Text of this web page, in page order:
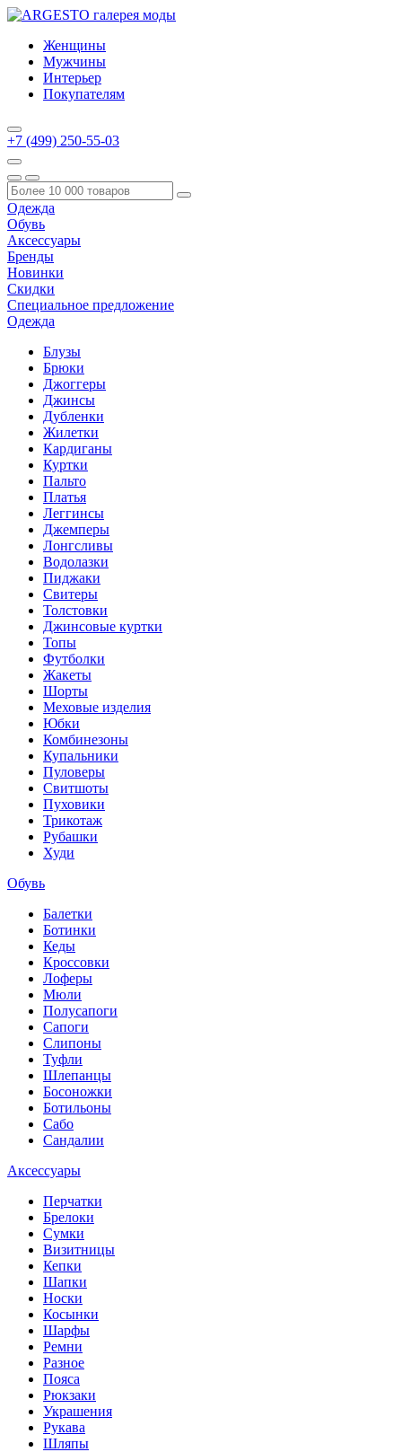
Женщины
Мужчины
Интерьер
Покупателям
+7 (499) 250-55-03
Одежда
Обувь
Аксессуары
Бренды
Новинки
Скидки
Специальное предложение
Одежда
Блузы
Брюки
Джоггеры
Джинсы
Дубленки
Жилетки
Кардиганы
Куртки
Пальто
Платья
Леггинсы
Джемперы
Лонгсливы
Водолазки
Пиджаки
Свитеры
Толстовки
Джинсовые куртки
Топы
Футболки
Жакеты
Шорты
Меховые изделия
Юбки
Комбинезоны
Купальники
Пуловеры
Свитшоты
Пуховики
Трикотаж
Рубашки
Худи
Обувь
Балетки
Ботинки
Кеды
Кроссовки
Лоферы
Мюли
Полусапоги
Сапоги
Слипоны
Туфли
Шлепанцы
Босоножки
Ботильоны
Сабо
Сандалии
Аксессуары
Перчатки
Брелоки
Сумки
Визитницы
Кепки
Шапки
Носки
Косынки
Шарфы
Ремни
Разное
Пояса
Рюкзаки
Украшения
Рукава
Шляпы